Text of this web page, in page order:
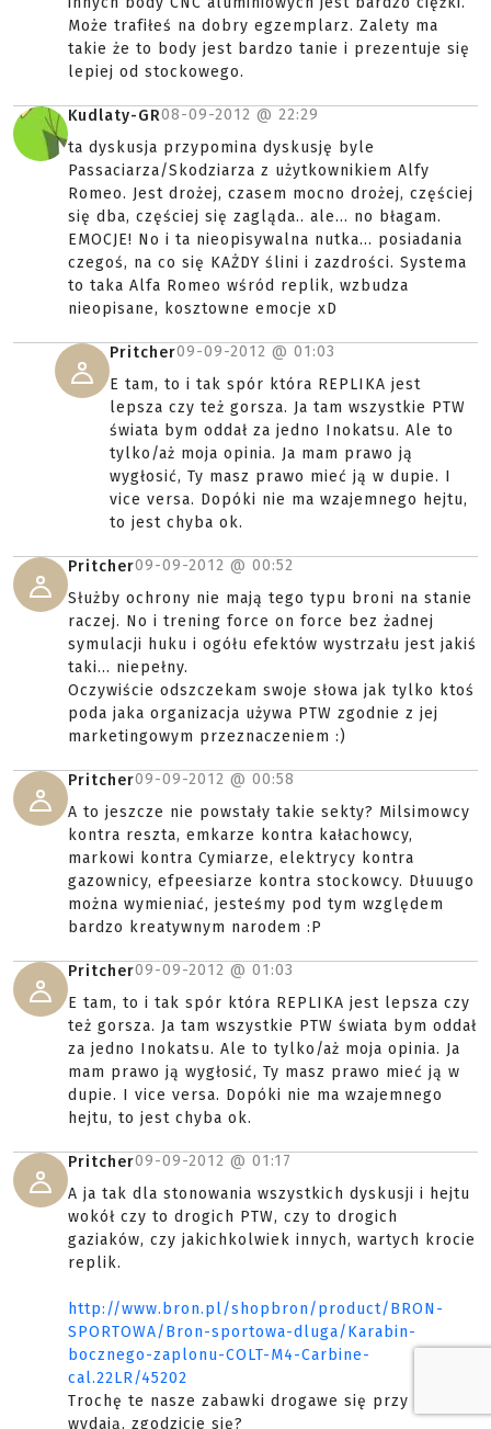
Może trafiłeś na dobry egzemplarz. Zalety ma
takie że to body jest bardzo tanie i prezentuje się
lepiej od stockowego.
Kudlaty-GR08-09-2012 @ 22:29
ta dyskusja przypomina dyskusję byle
Passaciarza/Skodziarza z użytkownikiem Alfy
Romeo. Jest drożej, czasem mocno drożej, częściej
się dba, częściej się zagląda.. ale... no błagam.
EMOCJE! No i ta nieopisywalna nutka... posiadania
czegoś, na co się KAŻDY ślini i zazdrości. Systema
to taka Alfa Romeo wśród replik, wzbudza
nieopisane, kosztowne emocje xD
Pritcher09-09-2012 @ 01:03
E tam, to i tak spór która REPLIKA jest
lepsza czy też gorsza. Ja tam wszystkie PTW
świata bym oddał za jedno Inokatsu. Ale to
tylko/aż moja opinia. Ja mam prawo ją
wygłosić, Ty masz prawo mieć ją w dupie. I
vice versa. Dopóki nie ma wzajemnego hejtu,
to jest chyba ok.
Pritcher09-09-2012 @ 00:52
Służby ochrony nie mają tego typu broni na stanie
raczej. No i trening force on force bez żadnej
symulacji huku i ogółu efektów wystrzału jest jakiś
taki... niepełny.
Oczywiście odszczekam swoje słowa jak tylko ktoś
poda jaka organizacja używa PTW zgodnie z jej
marketingowym przeznaczeniem :)
Pritcher09-09-2012 @ 00:58
A to jeszcze nie powstały takie sekty? Milsimowcy
kontra reszta, emkarze kontra kałachowcy,
markowi kontra Cymiarze, elektrycy kontra
gazownicy, efpeesiarze kontra stockowcy. Dłuuugo
można wymieniać, jesteśmy pod tym względem
bardzo kreatywnym narodem :P
Pritcher09-09-2012 @ 01:03
E tam, to i tak spór która REPLIKA jest lepsza czy
też gorsza. Ja tam wszystkie PTW świata bym oddał
za jedno Inokatsu. Ale to tylko/aż moja opinia. Ja
mam prawo ją wygłosić, Ty masz prawo mieć ją w
dupie. I vice versa. Dopóki nie ma wzajemnego
hejtu, to jest chyba ok.
Pritcher09-09-2012 @ 01:17
A ja tak dla stonowania wszystkich dyskusji i hejtu
wokół czy to drogich PTW, czy to drogich
gaziaków, czy jakichkolwiek innych, wartych krocie
replik.
http://www.bron.pl/shopbron/product/BRON-
SPORTOWA/Bron-sportowa-dluga/Karabin-
bocznego-zaplonu-COLT-M4-Carbine-
cal.22LR/45202
Trochę te nasze zabawki drogawe się przy tym
wydają, zgodzicie się?